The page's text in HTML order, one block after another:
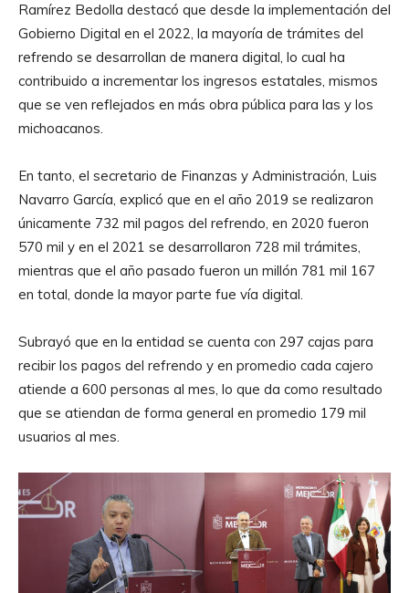
Ramírez Bedolla destacó que desde la implementación del
Gobierno Digital en el 2022, la mayoría de trámites del
refrendo se desarrollan de manera digital, lo cual ha
contribuido a incrementar los ingresos estatales, mismos
que se ven reflejados en más obra pública para las y los
michoacanos.
En tanto, el secretario de Finanzas y Administración, Luis
Navarro García, explicó que en el año 2019 se realizaron
únicamente 732 mil pagos del refrendo, en 2020 fueron
570 mil y en el 2021 se desarrollaron 728 mil trámites,
mientras que el año pasado fueron un millón 781 mil 167
en total, donde la mayor parte fue vía digital.
Subrayó que en la entidad se cuenta con 297 cajas para
recibir los pagos del refrendo y en promedio cada cajero
atiende a 600 personas al mes, lo que da como resultado
que se atiendan de forma general en promedio 179 mil
usuarios al mes.